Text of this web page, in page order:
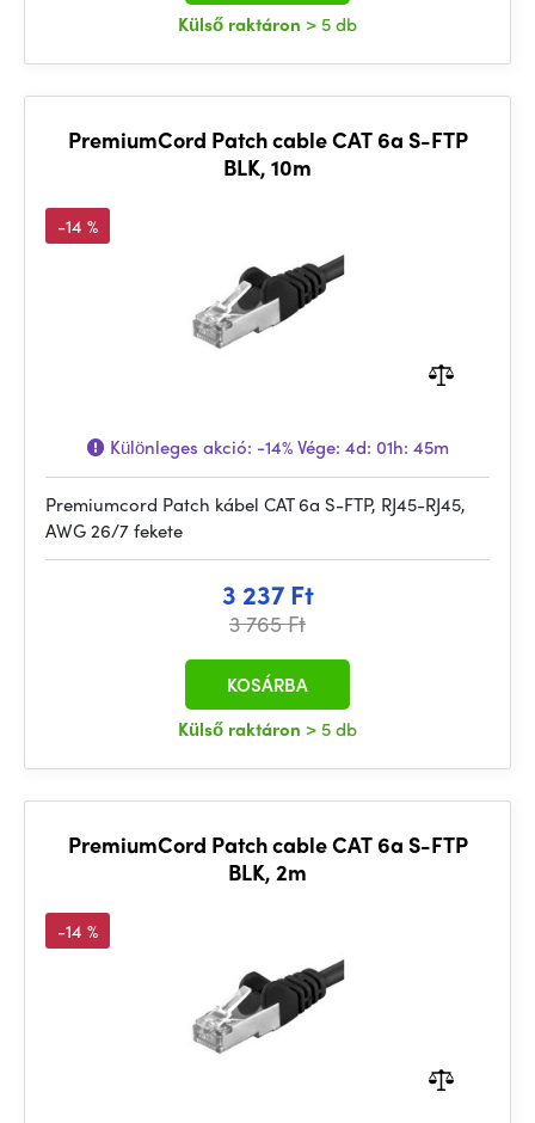
Külső raktáron > 5 db
PremiumCord Patch cable CAT 6a S-FTP
BLK, 10m
-14 %
Különleges akció: -14%Vége: 4d: 01h: 45m
Premiumcord Patch kábel CAT 6a S-FTP, RJ45-RJ45,
AWG 26/7 fekete
3 237 Ft
3 765 Ft
Külső raktáron > 5 db
KOSÁRBA
PremiumCord Patch cable CAT 6a S-FTP
BLK, 2m
-14 %